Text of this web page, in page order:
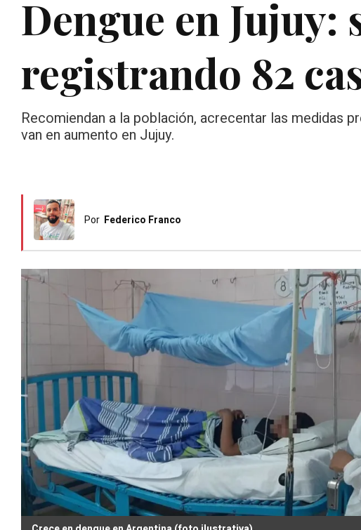
Dengue en Jujuy:
registrando 82
Recomiendan a la población, acrecentar las medidas
van en aumento en Jujuy.
Por Federico Franco